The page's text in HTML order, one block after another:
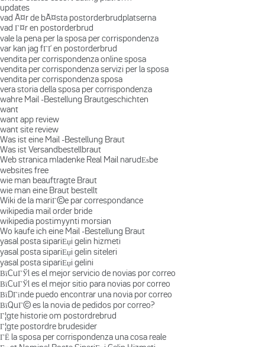
updates
vad Ã¤r de bÃ¤sta postorderbrudplatserna
vad Г¤r en postorderbrud
vale la pena per la sposa per corrispondenza
var kan jag fГҐ en postorderbrud
vendita per corrispondenza online sposa
vendita per corrispondenza servizi per la sposa
vendita per corrispondenza sposa
vera storia della sposa per corrispondenza
wahre Mail -Bestellung Brautgeschichten
want
want app review
want site review
Was ist eine Mail -Bestellung Braut
Was ist Versandbestellbraut
Web stranica mladenke Real Mail narudЕѕbe
websites free
wie man beauftragte Braut
wie man eine Braut bestellt
Wiki de la mariГ©e par correspondance
wikipedia mail order bride
wikipedia postimyynti morsian
Wo kaufe ich eine Mail -Bestellung Braut
yasal posta sipariЕџi gelin hizmeti
yasal posta sipariЕџi gelin siteleri
yasal posta sipariЕџi gelini
ВїCuГЎl es el mejor servicio de novias por correo
ВїCuГЎl es el mejor sitio para novias por correo
ВїDГіnde puedo encontrar una novia por correo
ВїQuГ© es la novia de pedidos por correo?
Г¦gte historie om postordrebrud
Г¦gte postordre brudesider
ГЁ la sposa per corrispondenza una cosa reale